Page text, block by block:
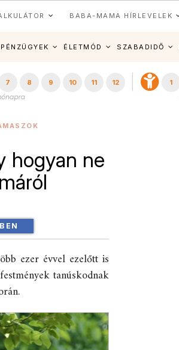
BABA-MAMA HÍRLEVELEK
ÉLETMÓD SZABADIDŐ
7 8 9 10 11 12 1
hogyan ne
ezer évvel ezelőtt is
tanúskodnak